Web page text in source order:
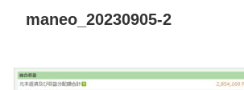
maneo_20230905-2